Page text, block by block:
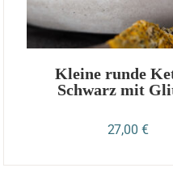
Kleine runde
Schwarz mit
27,00 €